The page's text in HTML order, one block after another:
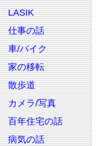
LASIK
仕事の話
車/バイク
家の移転
散歩道
カメラ/写真
百年住宅の話
病気の話